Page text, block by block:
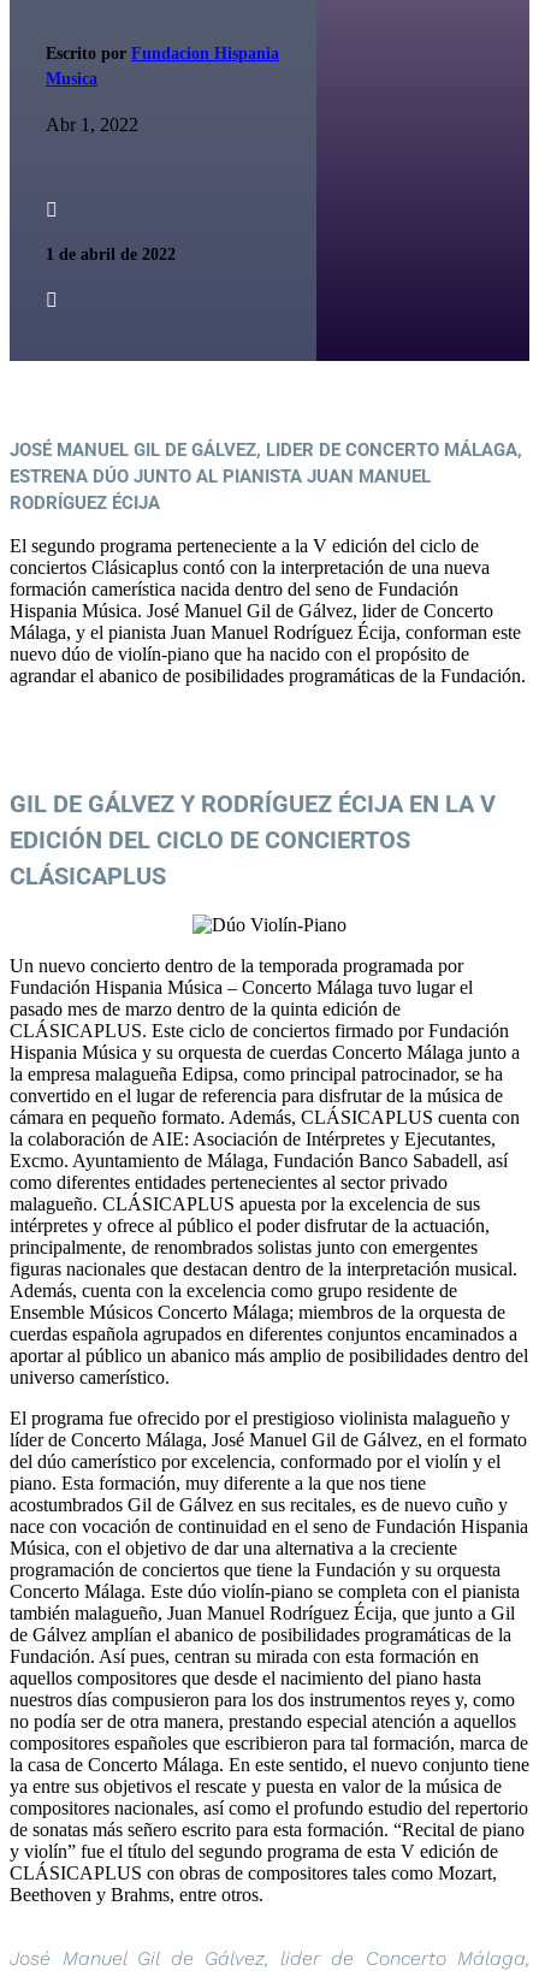
Escrito por Fundacion Hispania
Musica
Abr 1, 2022

1 de abril de 2022

JOSÉ MANUEL GIL DE GÁLVEZ, LIDER DE CONCERTO MÁLAGA,
ESTRENA DÚO JUNTO AL PIANISTA JUAN MANUEL
RODRÍGUEZ ÉCIJA
El segundo programa perteneciente a la V edición del ciclo de
conciertos Clásicaplus contó con la interpretación de una nueva
formación camerística nacida dentro del seno de Fundación
Hispania Música. José Manuel Gil de Gálvez, lider de Concerto
Málaga, y el pianista Juan Manuel Rodríguez Écija, conforman este
nuevo dúo de violín-piano que ha nacido con el propósito de
agrandar el abanico de posibilidades programáticas de la Fundación.
GIL DE GÁLVEZ Y RODRÍGUEZ ÉCIJA EN LA V
EDICIÓN DEL CICLO DE CONCIERTOS
CLÁSICAPLUS
Un nuevo concierto dentro de la temporada programada por
Fundación Hispania Música – Concerto Málaga tuvo lugar el
pasado mes de marzo dentro de la quinta edición de
CLÁSICAPLUS. Este ciclo de conciertos firmado por Fundación
Hispania Música y su orquesta de cuerdas Concerto Málaga junto a
la empresa malagueña Edipsa, como principal patrocinador, se ha
convertido en el lugar de referencia para disfrutar de la música de
cámara en pequeño formato. Además, CLÁSICAPLUS cuenta con
la colaboración de AIE: Asociación de Intérpretes y Ejecutantes,
Excmo. Ayuntamiento de Málaga, Fundación Banco Sabadell, así
como diferentes entidades pertenecientes al sector privado
malagueño. CLÁSICAPLUS apuesta por la excelencia de sus
intérpretes y ofrece al público el poder disfrutar de la actuación,
principalmente, de renombrados solistas junto con emergentes
figuras nacionales que destacan dentro de la interpretación musical.
Además, cuenta con la excelencia como grupo residente de
Ensemble Músicos Concerto Málaga; miembros de la orquesta de
cuerdas española agrupados en diferentes conjuntos encaminados a
aportar al público un abanico más amplio de posibilidades dentro del
universo camerístico.
El programa fue ofrecido por el prestigioso violinista malagueño y
líder de Concerto Málaga, José Manuel Gil de Gálvez, en el formato
del dúo camerístico por excelencia, conformado por el violín y el
piano. Esta formación, muy diferente a la que nos tiene
acostumbrados Gil de Gálvez en sus recitales, es de nuevo cuño y
nace con vocación de continuidad en el seno de Fundación Hispania
Música, con el objetivo de dar una alternativa a la creciente
programación de conciertos que tiene la Fundación y su orquesta
Concerto Málaga. Este dúo violín-piano se completa con el pianista
también malagueño, Juan Manuel Rodríguez Écija, que junto a Gil
de Gálvez amplían el abanico de posibilidades programáticas de la
Fundación. Así pues, centran su mirada con esta formación en
aquellos compositores que desde el nacimiento del piano hasta
nuestros días compusieron para los dos instrumentos reyes y, como
no podía ser de otra manera, prestando especial atención a aquellos
compositores españoles que escribieron para tal formación, marca de
la casa de Concerto Málaga. En este sentido, el nuevo conjunto tiene
ya entre sus objetivos el rescate y puesta en valor de la música de
compositores nacionales, así como el profundo estudio del repertorio
de sonatas más señero escrito para esta formación. “Recital de piano
y violín” fue el título del segundo programa de esta V edición de
CLÁSICAPLUS con obras de compositores tales como Mozart,
Beethoven y Brahms, entre otros.
José Manuel Gil de Gálvez, lider de Concerto Málaga,